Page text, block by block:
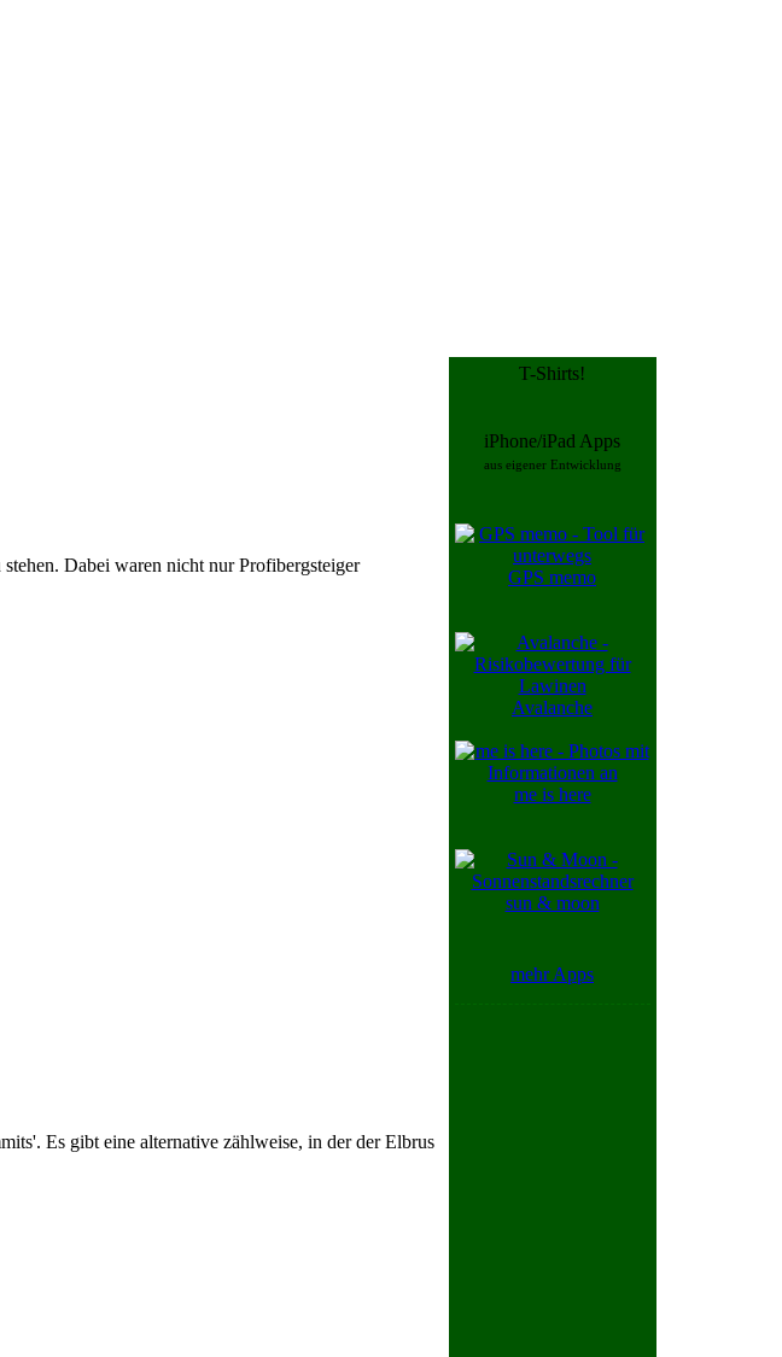
T-Shirts!
iPhone/iPad Apps
aus eigener Entwicklung
GPS memo
Avalanche
me is here
sun & moon
mehr Apps
Dabei waren nicht nur Profibergsteiger
Es gibt eine alternative zählweise, in der der Elbrus